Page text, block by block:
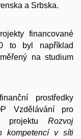
a Srbska.
financované
to byl například
na studium
prostředky
Vzdělávání pro
projektu Rozvoj
kompetencí v síti